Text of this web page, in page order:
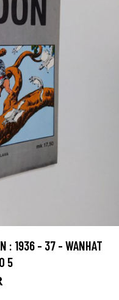
: 1936 - 37 - WANHAT
5